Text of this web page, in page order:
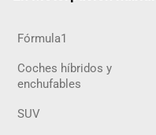
Fórmula1
Coches híbridos y
enchufables
SUV